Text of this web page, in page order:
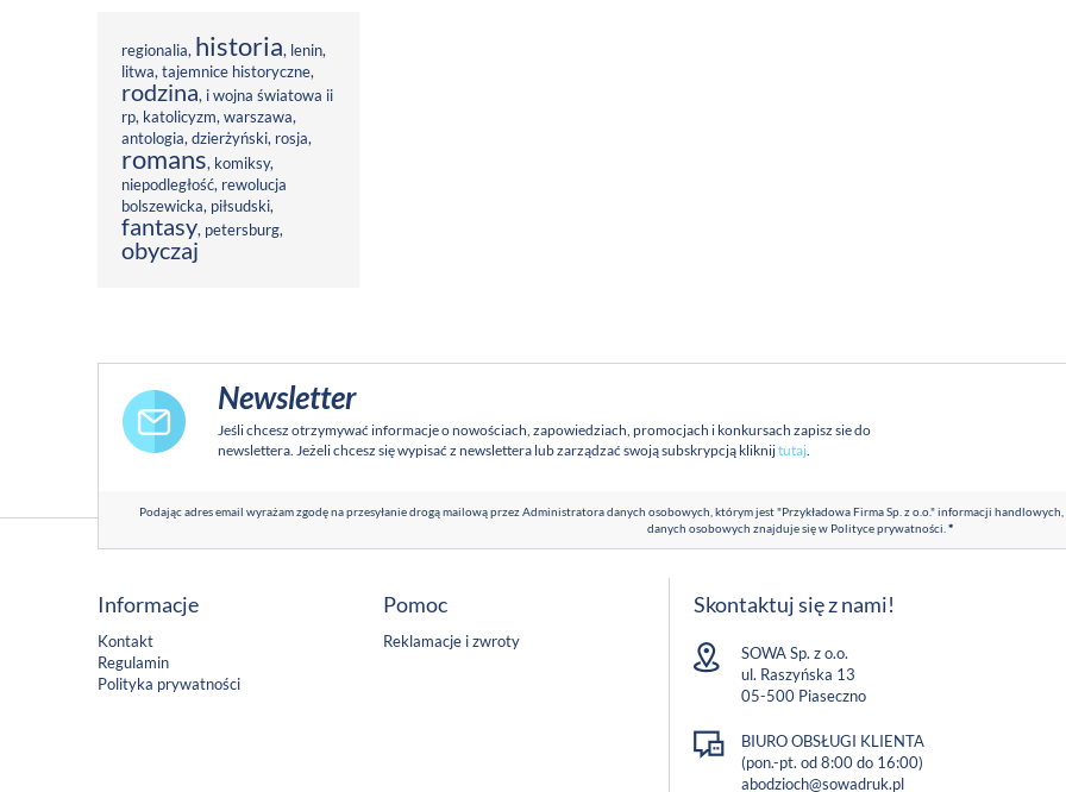
regionalia, historia, lenin,
litwa,tajemnice historyczne,
rodzina, i wojna światowa ii
rp, katolicyzm,warszawa,
antologia,dzierżyński, rosja,
romans, komiksy,
niepodległość, rewolucja
bolszewicka, piłsudski,
fantasy, petersburg,
obyczaj
Newsletter
Jeśli chcesz otrzymywać informacje o nowościach, zapowiedziach, promocjach i konkursach zapisz sie do
newslettera. Jeżeli chcesz się wypisać z newslettera lub zarządzać swoją subskrypcją kliknijtutaj.
Podając adres email wyrażam zgodę na przesyłanie drogą mailową przez Administratora danych osobowych, którym jest "Przykładowa Firma Sp. z o.o." informacji
danych osobowych znajduje się w Polityce prywatności.*
Informacje
Kontakt
Regulamin
Polityka prywatności
Pomoc
Reklamacje i zwroty
Skontaktuj się z nami!
SOWA Sp. z o.o.
ul. Raszyńska 13
05-500 Piaseczno
BIURO OBSŁUGI KLIENTA
(pon.-pt. od 8:00 do 16:00)
abodzioch@sowadruk.pl